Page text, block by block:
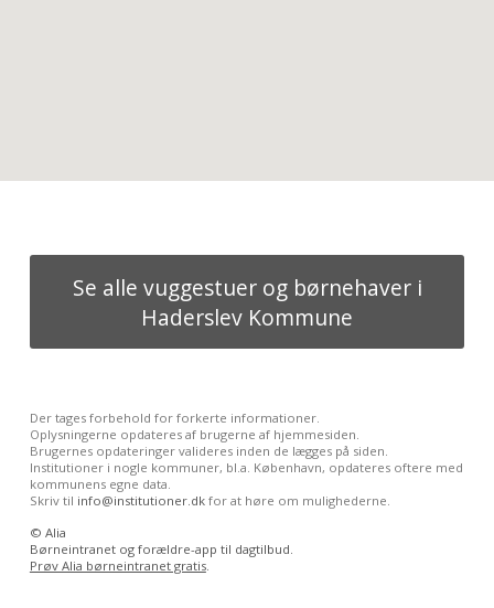
Se alle vuggestuer og børnehaver i
Haderslev Kommune
Der tages forbehold for forkerte informationer.
Oplysningerne opdateres af brugerne af hjemmesiden.
Brugernes opdateringer valideres inden de lægges på siden.
Institutioner i nogle kommuner, bl.a. København, opdateres oftere med
kommunens egne data.
Skriv til info@institutioner.dkfor at høre om mulighederne.
© Alia
Børneintranet og forældre-app til dagtilbud.
Prøv Alia børneintranet gratis.